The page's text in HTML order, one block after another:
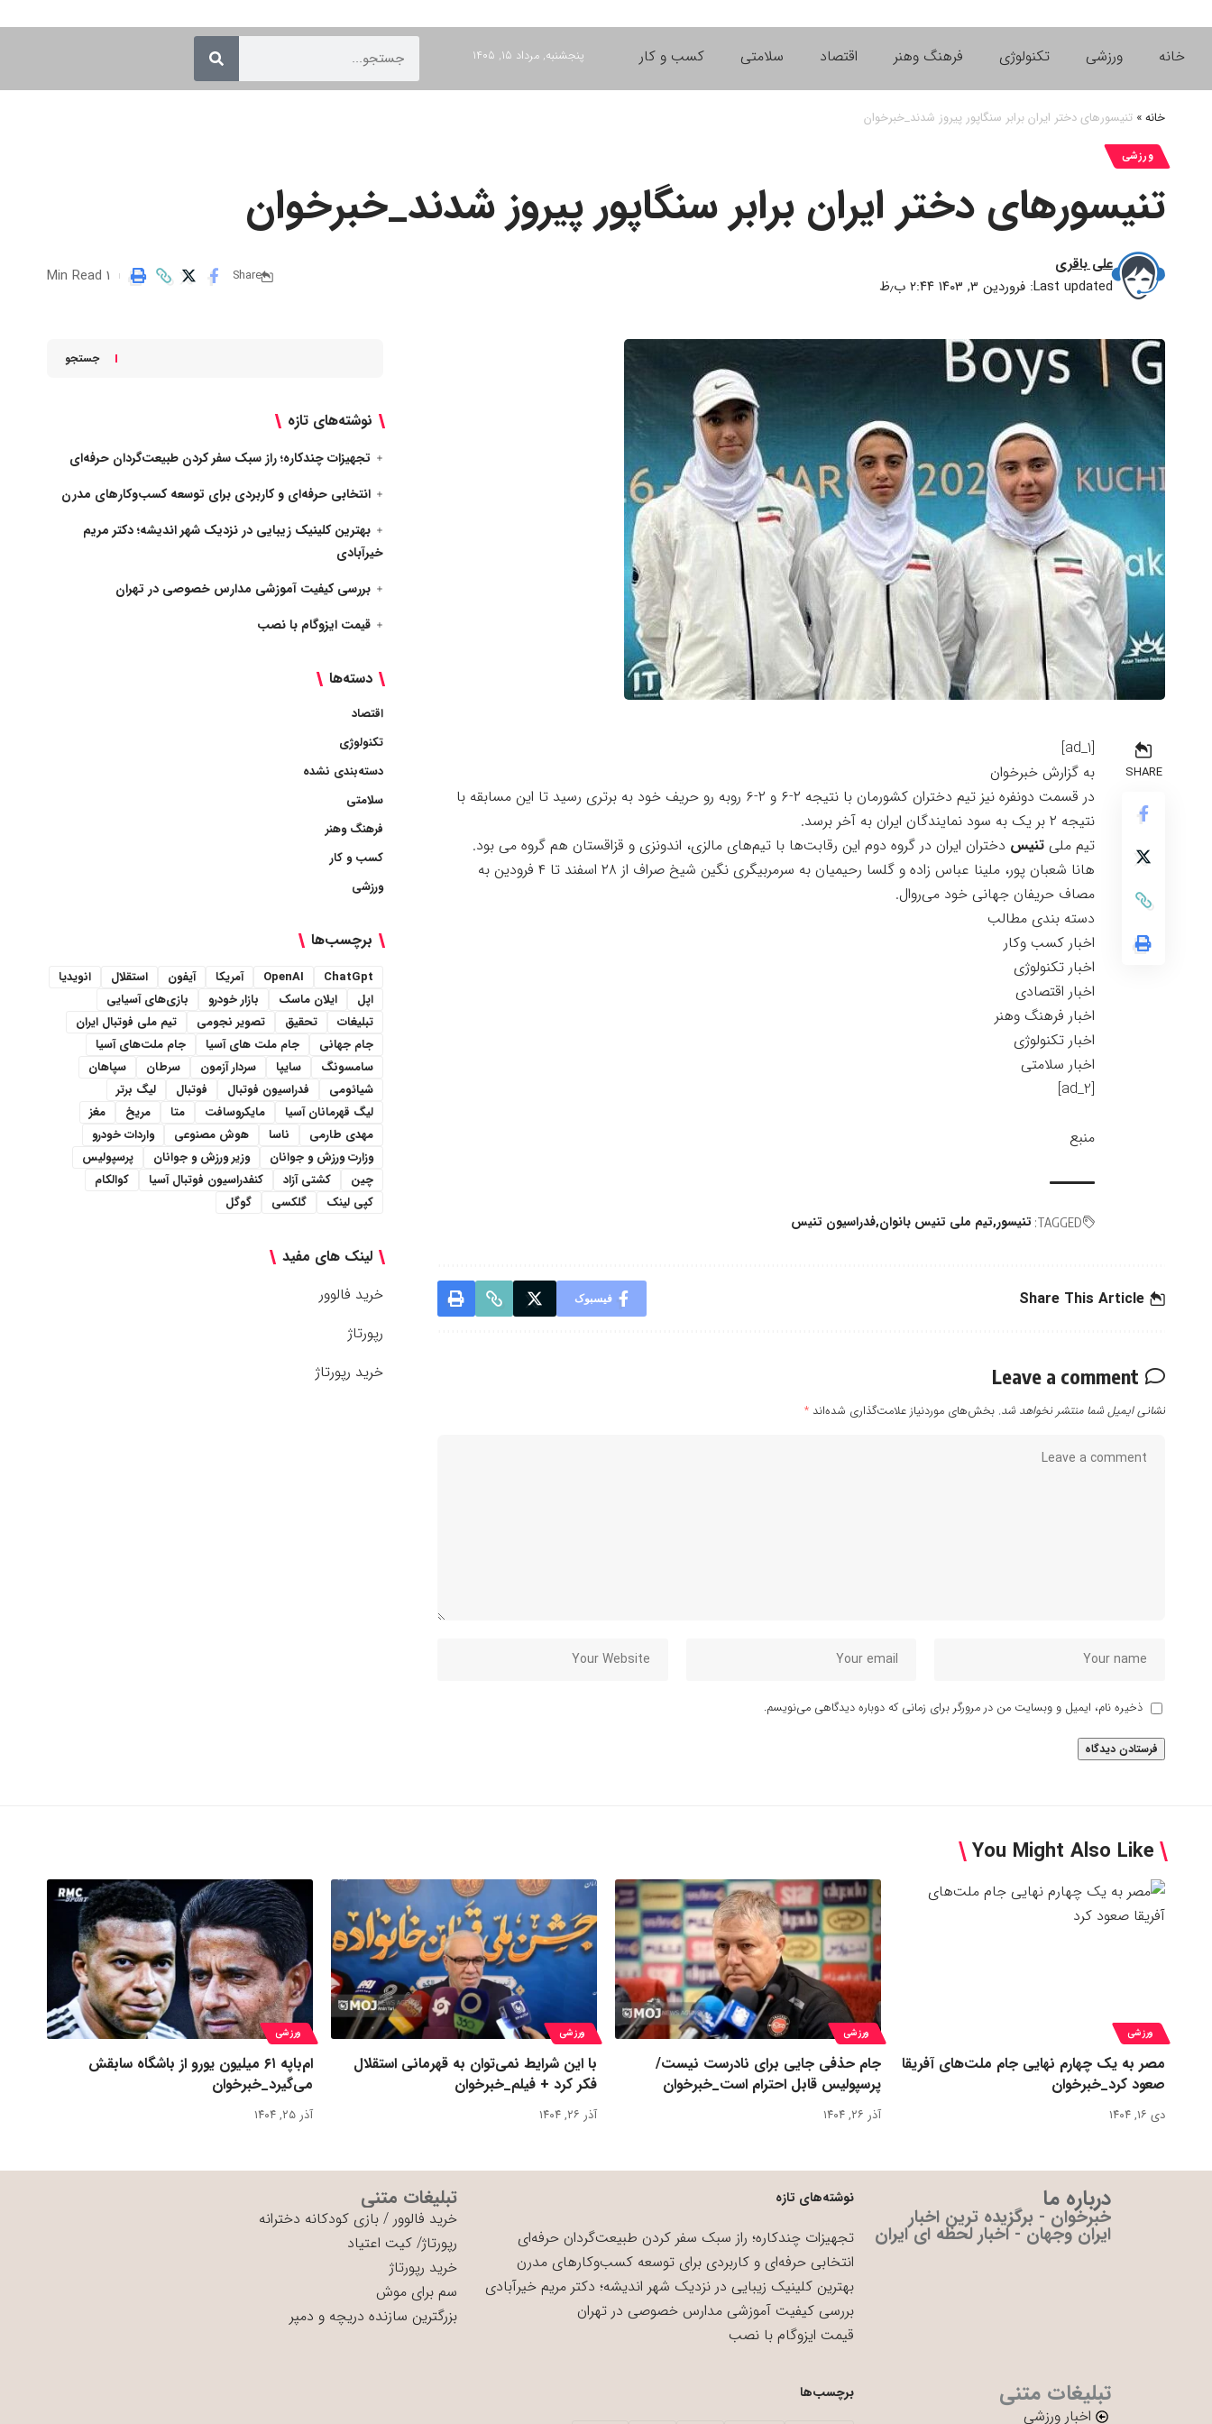
خانه ورزشی تکنولوژی فرهنگ وهنر اقتصاد سلامتی کسب و کار پنجشنبه, مرداد ۱۵, ۱۴۰۵
خانه» تنیسورهای دختر ایران برابر سنگاپور پیروز شدند_خبرخوان
ورزشی
تنیسورهای دختر ایران برابر سنگاپور پیروز شدند_خبرخوان
Last updated: فروردین ۳, ۱۴۰۳ ۲:۴۴ ب٫ظ
علی باقری
Share
1 Min Read
SHARE
[ad_1]
به گزارش خبرخوان
در قسمت دونفره نیز تیم دختران کشورمان با نتیجه ۲-۶ و ۲-۶ روبه رو حریف خود به برتری رسید تا این مسابقه با
نتیجه ۲ بر یک به سود نمایندگان ایران به آخر برسد.
تیم ملی تنیس دختران ایران در گروه دوم این رقابت‌ها با تیم‌های مالزی، اندونزی و قزاقستان هم گروه می بود.
هانا شعبان پور، ملینا عباس زاده و گلسا رحیمیان به سرمربیگری نگین شیخ صراف از ۲۸ اسفند تا ۴ فرودین به
مصاف حریفان جهانی خود می‌روال.
دسته بندی مطالب
اخبار کسب وکار
اخبار تکنولوژی
اخبار اقتصادی
اخبار فرهنگ وهنر
اخبار تکنولوژی
اخبار سلامتی
[ad_2]
منبع
TAGGED: تنیسور تیم ملی تنیس بانوان فدراسیون تنیس
Share This Article فیسبوک
Leave a comment
نشانی ایمیل شما منتشر نخواهد شد. بخش‌های موردنیاز علامت‌گذاری شده‌اند *
ذخیره نام، ایمیل و وبسایت من در مرورگر برای زمانی که دوباره دیدگاهی می‌نویسم.
جستجو
نوشته‌های تازه
تجهیزات چندکاره؛ راز سبک سفر کردن طبیعت‌گردان حرفه‌ای
انتخابی حرفه‌ای و کاربردی برای توسعه کسب‌وکارهای مدرن
بهترین کلینیک زیبایی در نزدیک شهر اندیشه؛ دکتر مریم
خیرآبادی
بررسی کیفیت آموزشی مدارس خصوصی در تهران
قیمت ایزوگام با نصب
دسته‌ها
اقتصاد
تکنولوژی
دسته‌بندی نشده
سلامتی
فرهنگ وهنر
کسب و کار
ورزشی
برچسب‌ها
ChatGpt
OpenAI آمریکا آیفون استقلال
انویدیا
اپل
ایلان ماسک بازار خودرو
بازی‌های آسیایی
تبلیغات
تحقیق تصویر نجومی
تیم ملی فوتبال ایران
جام جهانی
جام ملت های آسیا
جام ملت‌های آسیا
سامسونگ
سایپا سردار آزمون سرطان
سپاهان
شیائومی
فدراسیون فوتبال فوتبال
لیگ برتر
لیگ قهرمانان آسیا
مایکروسافت متا مریخ
مغز
مهدی طارمی
ناسا هوش مصنوعی
واردات خودرو
وزارت ورزش و جوانان
وزیر ورزش و جوانان
پرسپولیس
چین
کشتی آزاد کنفدراسیون فوتبال آسیا
کوالکام
کپی لینک
گلکسی گوگل
لینک های مفید
خرید فالوور
رپورتاژ
خرید رپورتاژ
You Might Also Like
ورزشی
مصر به یک چهارم نهایی جام ملت‌های آفریقا
صعود کرد_خبرخوان
دی ۱۶, ۱۴۰۴
ورزشی
جام حذفی جایی برای نادرست نیست/
پرسپولیس قابل احترام است_خبرخوان
آذر ۲۶, ۱۴۰۴
ورزشی
با این شرایط نمی‌توان به قهرمانی استقلال
فکر کرد + فیلم_خبرخوان
آذر ۲۶, ۱۴۰۴
ورزشی
ام‌باپه ۶۱ میلیون یورو از باشگاه سابقش
می‌گیرد_خبرخوان
آذر ۲۵, ۱۴۰۴
درباره ما
خبرخوان - برگزیده ترین اخبار
ایران وجهان - اخبار لحظه ای ایران
نوشته‌های تازه
تجهیزات چندکاره؛ راز سبک سفر کردن طبیعت‌گردان حرفه‌ای
انتخابی حرفه‌ای و کاربردی برای توسعه کسب‌وکارهای مدرن
بهترین کلینیک زیبایی در نزدیک شهر اندیشه؛ دکتر مریم خیرآبادی
بررسی کیفیت آموزشی مدارس خصوصی در تهران
قیمت ایزوگام با نصب
تبلیغات متنی
خرید فالوور /بازی کودکانه دخترانه
رپورتاژ/کیت اعتیاد
خرید رپورتاژ
سم برای موش
بزرگترین سازنده دریچه و دمپر
تبلیغات متنی
اخبار ورزشی
برچسب‌ها